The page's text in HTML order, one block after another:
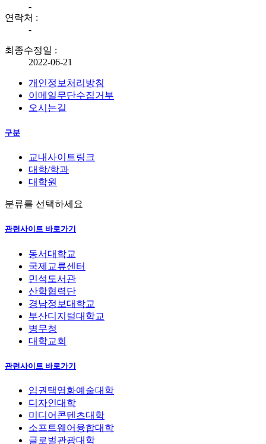
-
연락처 :
-
최종수정일 :
2022-06-21
개인정보처리방침
이메일무단수집거부
오시는길
구분
교내사이트링크
대학/학과
대학원
분류를 선택하세요
관련사이트 바로가기
동서대학교
국제교류센터
민석도서관
산학협력단
경남정보대학교
부산디지털대학교
병무청
대학교회
관련사이트 바로가기
임권택영화예술대학
디자인대학
미디어콘텐츠대학
소프트웨어융합대학
글로벌관광대학